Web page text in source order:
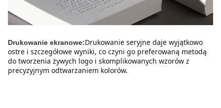
Drukowanie ekranowe:Drukowanie seryjne daje wyjątkowo
ostre i szczegółowe wyniki, co czyni go preferowaną metodą
do tworzenia żywych logo i skomplikowanych wzorów z
precyzyjnym odtwarzaniem kolorów.